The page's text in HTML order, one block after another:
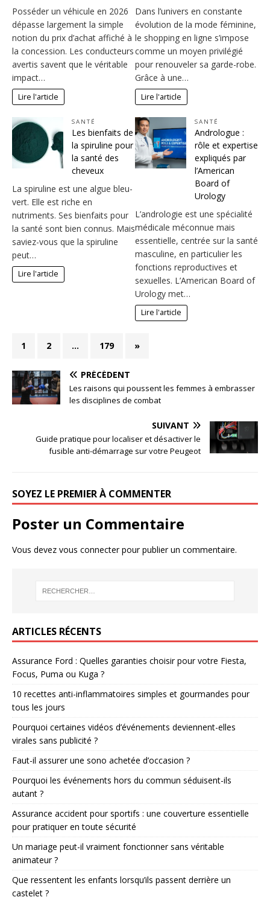
Posséder un véhicule en 2026
dépasse largement la simple
notion du prix d’achat affiché à
la concession. Les conducteurs
avertis savent que le véritable
impact…
Lire l'article
Dans l’univers en constante
évolution de la mode féminine,
le shopping en ligne s’impose
comme un moyen privilégié
pour renouveler sa garde-robe.
Grâce à une…
Lire l'article
SANTÉ
Les bienfaits de
la spiruline pour
la santé des
cheveux
La spiruline est une algue bleu-
vert. Elle est riche en
nutriments. Ses bienfaits pour
la santé sont bien connus. Mais
saviez-vous que la spiruline
peut…
Lire l'article
SANTÉ
Andrologue :
rôle et expertise
expliqués par
l’American
Board of
Urology
L’andrologie est une spécialité
médicale méconnue mais
essentielle, centrée sur la santé
masculine, en particulier les
fonctions reproductives et
sexuelles. L’American Board of
Urology met…
Lire l'article
1 2 … 179 »
PRÉCÉDENT
Les raisons qui poussent les femmes à embrasser
les disciplines de combat
SUIVANT
Guide pratique pour localiser et désactiver le
fusible anti-démarrage sur votre Peugeot
SOYEZ LE PREMIER À COMMENTER
Poster un Commentaire
Vous devez vous connecterpour publier un commentaire.
ARTICLES RÉCENTS
Assurance Ford : Quelles garanties choisir pour votre Fiesta,
Focus, Puma ou Kuga ?
10 recettes anti-inflammatoires simples et gourmandes pour
tous les jours
Pourquoi certaines vidéos d’événements deviennent-elles
virales sans publicité ?
Faut-il assurer une sono achetée d’occasion ?
Pourquoi les événements hors du commun séduisent-ils
autant ?
Assurance accident pour sportifs : une couverture essentielle
pour pratiquer en toute sécurité
Un mariage peut-il vraiment fonctionner sans véritable
animateur ?
Que ressentent les enfants lorsqu’ils passent derrière un
castelet ?